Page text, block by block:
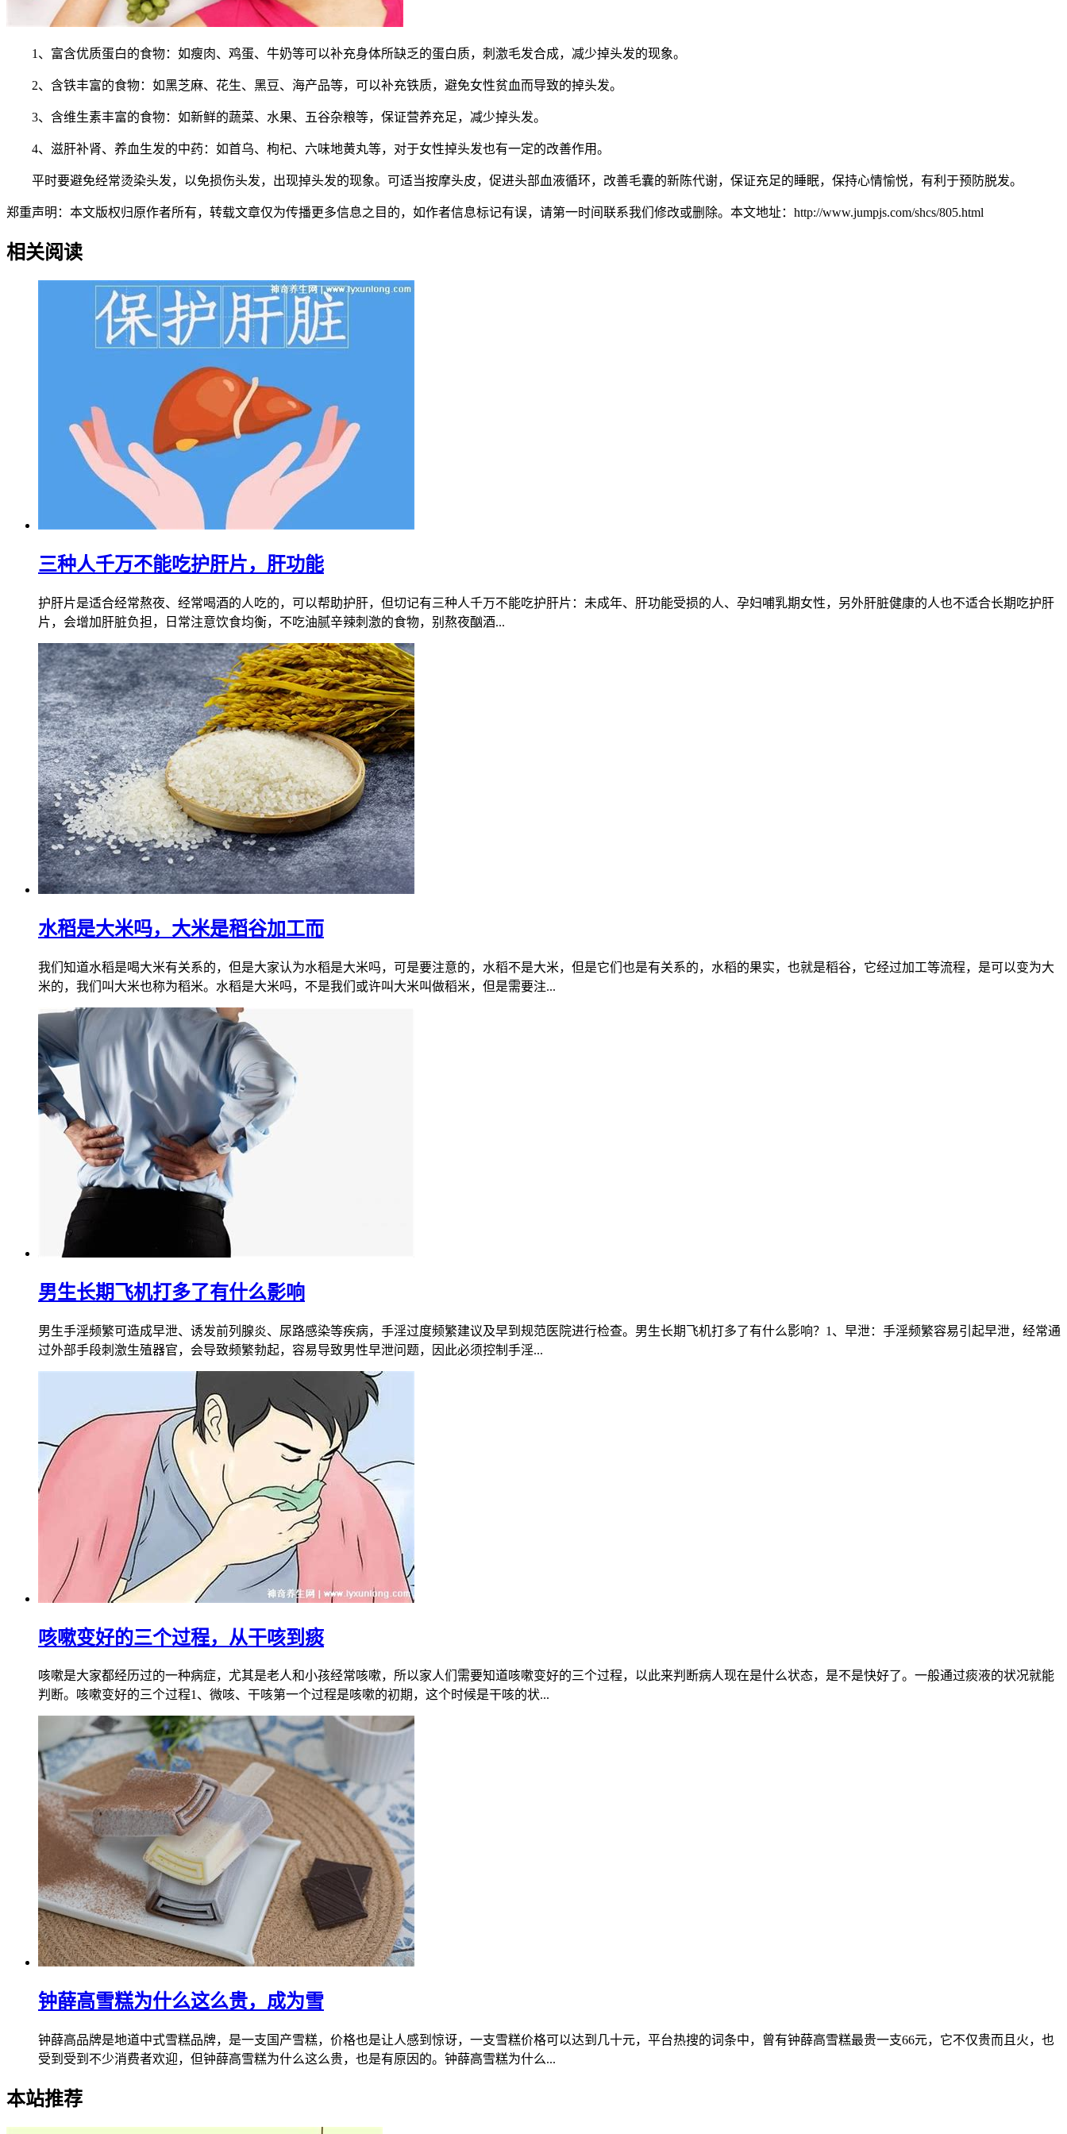
1、富含优质蛋白的食物：如瘦肉、鸡蛋、牛奶等可以补充身体所缺乏的蛋白质，刺激毛发合成，减少掉头发的现象。
2、含铁丰富的食物：如黑芝麻、花生、黑豆、海产品等，可以补充铁质，避免女性贫血而导致的掉头发。
3、含维生素丰富的食物：如新鲜的蔬菜、水果、五谷杂粮等，保证营养充足，减少掉头发。
4、滋肝补肾、养血生发的中药：如首乌、枸杞、六味地黄丸等，对于女性掉头发也有一定的改善作用。
平时要避免经常烫染头发，以免损伤头发，出现掉头发的现象。可适当按摩头皮，促进头部血液循环，改善毛囊的新陈代谢，保证充足的睡眠，保持心情愉悦，有利于预防脱发。
郑重声明：本文版权归原作者所有，转载文章仅为传播更多信息之目的，如作者信息标记有误，请第一时间联系我们修改或删除。本文地址：http://www.jumpjs.com/shcs/805.html
相关阅读
三种人千万不能吃护肝片，肝功能
护肝片是适合经常熬夜、经常喝酒的人吃的，可以帮助护肝，但切记有三种人千万不能吃护肝片：未成年、肝功能受损的人、孕妇哺乳期女性，另外肝脏健康的人也不适合长期吃护肝
片，会增加肝脏负担，日常注意饮食均衡，不吃油腻辛辣刺激的食物，别熬夜酗酒...
水稻是大米吗，大米是稻谷加工而
我们知道水稻是喝大米有关系的，但是大家认为水稻是大米吗，可是要注意的，水稻不是大米，但是它们也是有关系的，水稻的果实，也就是稻谷，它经过加工等流程，是可以变为大
米的，我们叫大米也称为稻米。水稻是大米吗，不是我们或许叫大米叫做稻米，但是需要注...
男生长期飞机打多了有什么影响
男生手淫频繁可造成早泄、诱发前列腺炎、尿路感染等疾病，手淫过度频繁建议及早到规范医院进行检查。男生长期飞机打多了有什么影响？1、早泄：手淫频繁容易引起早泄，经常通
过外部手段刺激生殖器官，会导致频繁勃起，容易导致男性早泄问题，因此必须控制手淫...
咳嗽变好的三个过程，从干咳到痰
咳嗽是大家都经历过的一种病症，尤其是老人和小孩经常咳嗽，所以家人们需要知道咳嗽变好的三个过程，以此来判断病人现在是什么状态，是不是快好了。一般通过痰液的状况就能
判断。咳嗽变好的三个过程1、微咳、干咳第一个过程是咳嗽的初期，这个时候是干咳的状...
钟薛高雪糕为什么这么贵，成为雪
钟薛高品牌是地道中式雪糕品牌，是一支国产雪糕，价格也是让人感到惊讶，一支雪糕价格可以达到几十元，平台热搜的词条中，曾有钟薛高雪糕最贵一支66元，它不仅贵而且火，也
受到受到不少消费者欢迎，但钟薛高雪糕为什么这么贵，也是有原因的。钟薛高雪糕为什么...
本站推荐